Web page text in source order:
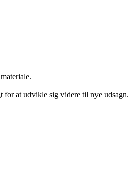
for at udvikle sig videre til nye udsagn.